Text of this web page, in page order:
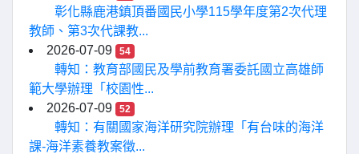
彰化縣鹿港鎮頂番國民小學115學年度第2次代理
教師、第3次代課教...
2026-07-09
54
轉知：教育部國民及學前教育署委託國立高雄師
範大學辦理「校園性...
2026-07-09
52
轉知：有關國家海洋研究院辦理「有台味的海洋
課-海洋素養教案徵...